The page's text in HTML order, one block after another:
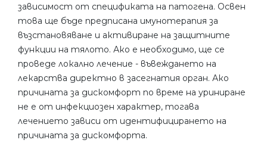
зависимост от спецификата на патогена. Освен
това ще бъде предписана имунотерапия за
възстановяване и активиране на защитните
функции на тялото. Ако е необходимо, ще се
проведе локално лечение - въвеждането на
лекарства директно в засегнатия орган. Ако
причината за дискомфорт по време на уриниране
не е от инфекциозен характер, тогава
лечението зависи от идентифицирането на
причината за дискомфорта.